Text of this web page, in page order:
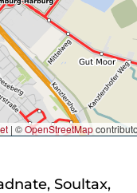
| ©OpenStreetMap
Soultax,